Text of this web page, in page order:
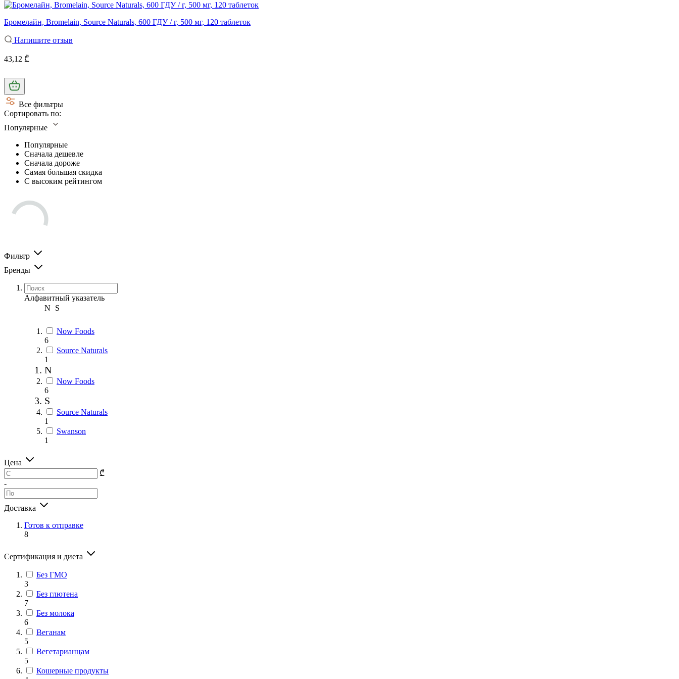
Бромелайн, Bromelain, Source Naturals, 600 ГДУ / г, 500 мг, 120 таблеток
Напишите отзыв
43,12 ₾
Все фильтры
Сортировать по:
Популярные
Популярные
Сначала дешевле
Сначала дороже
Самая большая скидка
С высоким рейтингом
Фильтр
Бренды
Алфавитный указатель
N
S
Now Foods
6
Source Naturals
1
N
Now Foods
6
S
Source Naturals
1
Swanson
1
Цена
₾
-
Доставка
Готов к отправке
8
Сертификация и диета
Без ГМО
3
Без глютена
7
Без молока
6
Веганам
5
Вегетарианцам
5
Кошерные продукты